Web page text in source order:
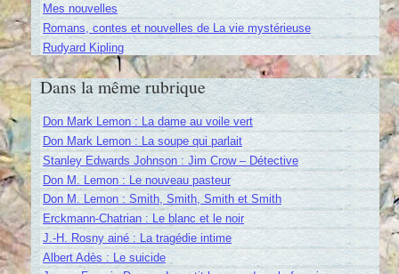
Mes nouvelles
Romans, contes et nouvelles de La vie mystérieuse
Rudyard Kipling
Dans la même rubrique
Don Mark Lemon : La dame au voile vert
Don Mark Lemon : La soupe qui parlait
Stanley Edwards Johnson : Jim Crow – Détective
Don M. Lemon : Le nouveau pasteur
Don M. Lemon : Smith, Smith, Smith et Smith
Erckmann-Chatrian : Le blanc et le noir
J.-H. Rosny ainé : La tragédie intime
Albert Adès : Le suicide